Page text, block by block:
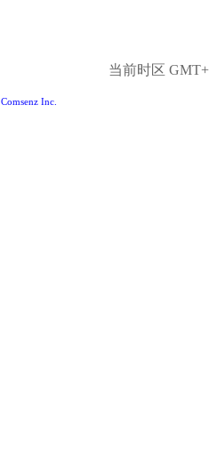
当前时区
Comsenz Inc.